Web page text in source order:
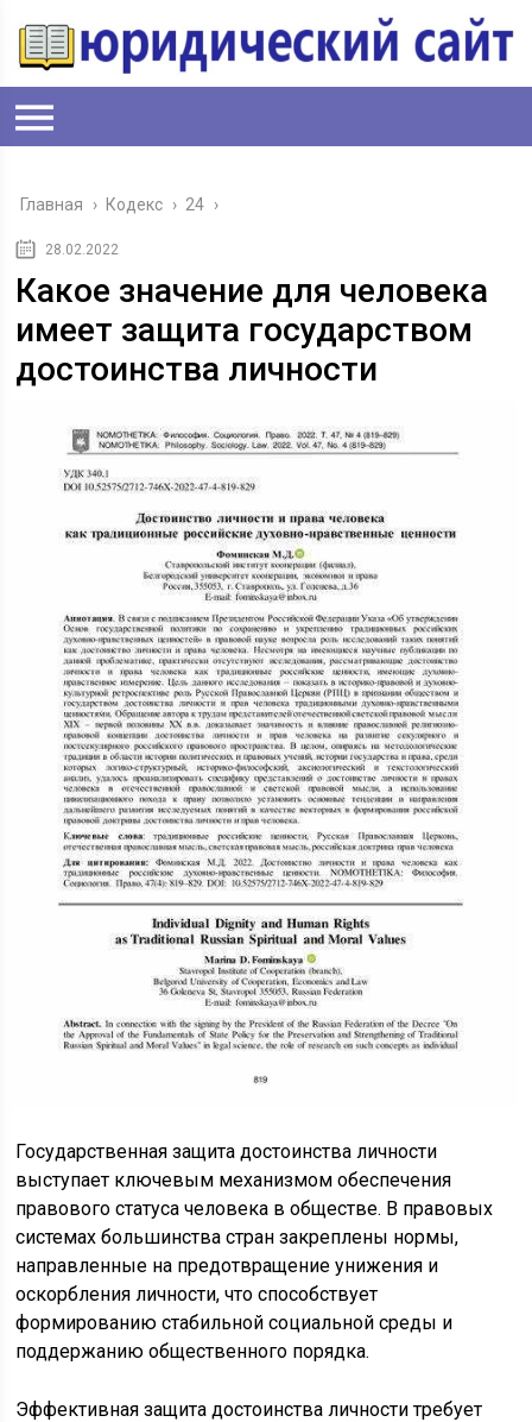
Главная › Кодекс › 24 ›
28.02.2022
Какое значение для человека
имеет защита государством
достоинства личности
Государственная защита достоинства личности
выступает ключевым механизмом обеспечения
правового статуса человека в обществе. В правовых
системах большинства стран закреплены нормы,
направленные на предотвращение унижения и
оскорбления личности, что способствует
формированию стабильной социальной среды и
поддержанию общественного порядка.
Эффективная защита достоинства личности требует